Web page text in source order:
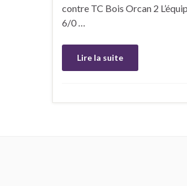
contre TC Bois Orcan 2
6/0 …
Lire la suite